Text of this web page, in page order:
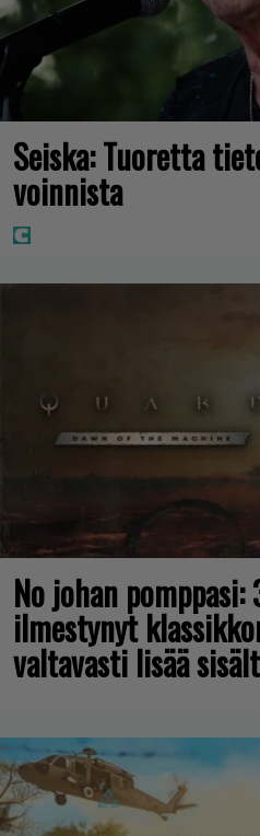
Seiska: Tuoretta
voinnista
No johan
ilmestynyt
valtavasti lisää